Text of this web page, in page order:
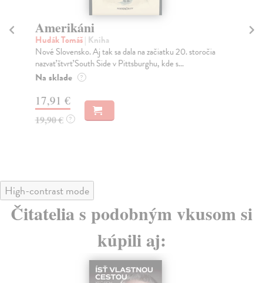
Amerikáni
Hudák Tomáš| Kniha
Nové Slovensko. Aj tak sa dala na začiatku 20. storočia
nazvať štvrť South Side v Pittsburghu, kde s...
Na sklade ?
17,91 €
19,90 € ?
High-contrast mode
Čitatelia s podobným vkusom si
kúpili aj: